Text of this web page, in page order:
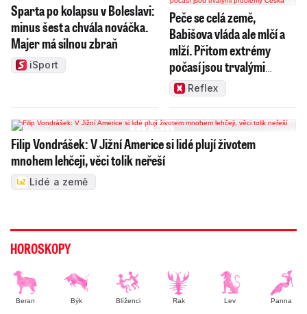
Sparta po kolapsu v Boleslavi:
minus šest a chvála nováčka.
Majer má silnou zbraň
iSport
Peče se celá země,
Babišova vláda ale mlčí a
mlží. Přitom extrémy
počasí jsou trvalými
problémy Česka
Reflex
Filip Vondrášek: V Jižní Americe si lidé plují životem
mnohem lehčeji, věci tolik neřeší
Lidé a země
HOROSKOPY
Beran Býk Blíženci Rak Lev Panna